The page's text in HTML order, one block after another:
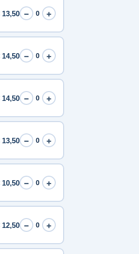
13,50 − 0 +
14,50 − 0 +
14,50 − 0 +
13,50 − 0 +
10,50 − 0 +
12,50 − 0 +